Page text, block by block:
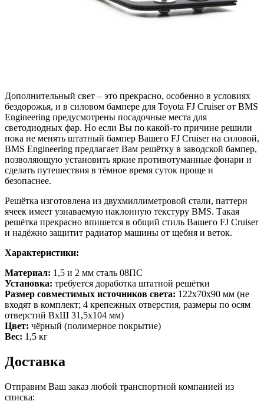
Дополнительный свет – это прекрасно, особенно в условиях
бездорожья, и в силовом бампере для Toyota FJ Cruiser от BMS
Engineering предусмотрены посадочные места для
светодиодных фар. Но если Вы по какой-то причине решили
пока не менять штатный бампер Вашего FJ Cruiser на силовой,
BMS Engineering предлагает Вам решётку в заводской бампер,
позволяющую установить яркие противотуманные фонари и
сделать путешествия в тёмное время суток проще и
безопаснее.
Решётка изготовлена из двухмиллиметровой стали, паттерн
ячеек имеет узнаваемую наклонную текстуру BMS. Такая
решётка прекрасно впишется в общий стиль Вашего FJ Cruiser
и надёжно защитит радиатор машины от щебня и веток.
Характеристики:
Материал: 1,5 и 2 мм сталь 08ПС
Установка: требуется доработка штатной решётки
Размер совместимых источников света: 122х70х90 мм (не
входят в комплект; 4 крепежных отверстия, размеры по осям
отверстий ВхШ 31,5х104 мм)
Цвет: чёрный (полимерное покрытие)
Вес: 1,5 кг
Доставка
Отправим Ваш заказ любой транспортной компанией из
списка: